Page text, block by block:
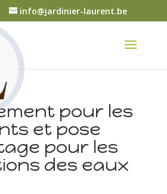
info@jardinier-laurent.be
pour les
et pose
pour les
des eaux